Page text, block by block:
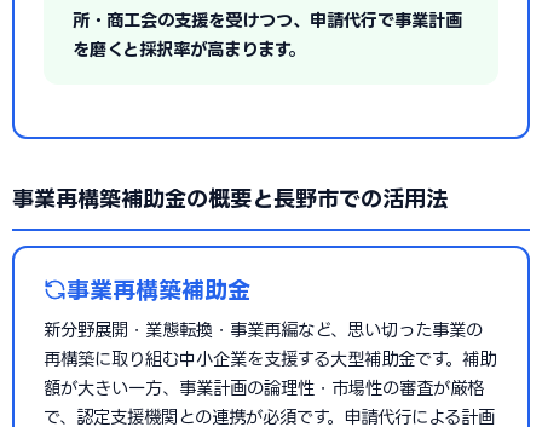
所・商工会の支援を受けつつ、申請代行で事業計画
を磨くと採択率が高まります。
事業再構築補助金の概要と長野市での活用法
事業再構築補助金
新分野展開・業態転換・事業再編など、思い切った事業の
再構築に取り組む中小企業を支援する大型補助金です。補助
額が大きい一方、事業計画の論理性・市場性の審査が厳格
で、認定支援機関との連携が必須です。申請代行による計画